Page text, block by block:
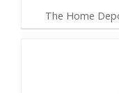
The Home